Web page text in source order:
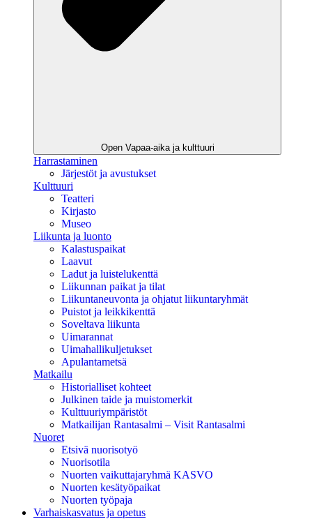
Open Vapaa-aika ja kulttuuri
Harrastaminen
Järjestöt ja avustukset
Kulttuuri
Teatteri
Kirjasto
Museo
Liikunta ja luonto
Kalastuspaikat
Laavut
Ladut ja luistelukenttä
Liikunnan paikat ja tilat
Liikuntaneuvonta ja ohjatut liikuntaryhmät
Puistot ja leikkikenttä
Soveltava liikunta
Uimarannat
Uimahallikuljetukset
Apulantametsä
Matkailu
Historialliset kohteet
Julkinen taide ja muistomerkit
Kulttuuriympäristöt
Matkailijan Rantasalmi – Visit Rantasalmi
Nuoret
Etsivä nuorisotyö
Nuorisotila
Nuorten vaikuttajaryhmä KASVO
Nuorten kesätyöpaikat
Nuorten työpaja
Varhaiskasvatus ja opetus